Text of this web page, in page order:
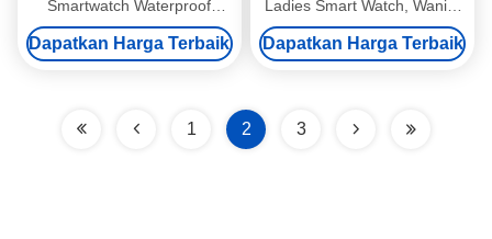
Smartwatch Waterproof
Wanita Smartwatch 1.2 Inch
Dapatkan Harga Terbaik
Ladies Smart Watch, Wanita
Mewah Smartwatch 1.3 Inch
Dapatkan Harga Terbaik
1 2 3